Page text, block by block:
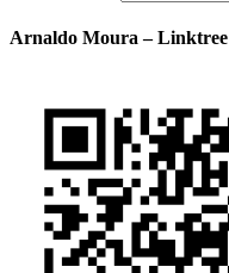
Arnaldo Moura – Linktree